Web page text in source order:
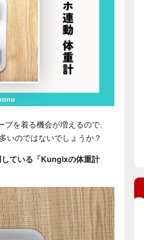
を着る機会が増えるので、
いのではないでしょうか？
ている「Kungixの体重計